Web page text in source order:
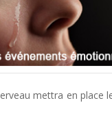
mettra en place